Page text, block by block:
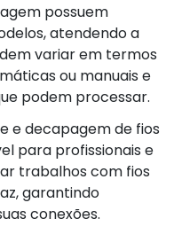
possuem
atendendo a
variar em termos
ou manuais e
podem processar.
e decapagem de fios
para profissionais e
trabalhos com fios
garantindo
conexões.